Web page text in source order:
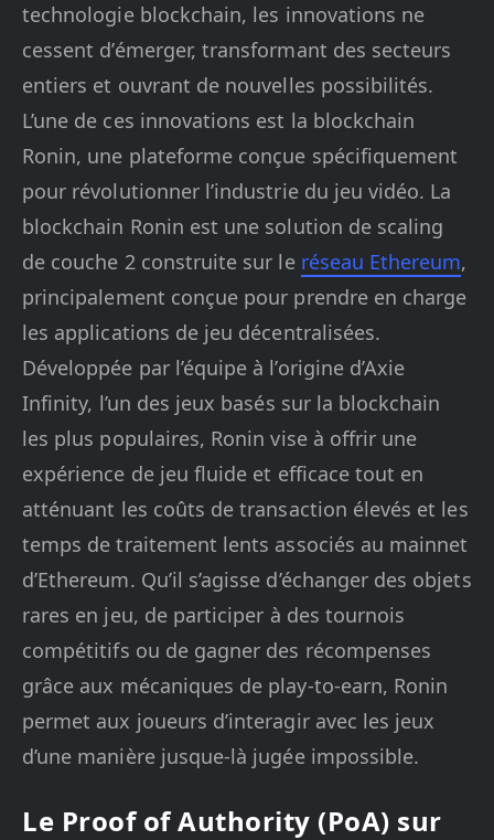
technologie blockchain, les innovations ne
cessent d’émerger, transformant des secteurs
entiers et ouvrant de nouvelles possibilités.
L’une de ces innovations est la blockchain
Ronin, une plateforme conçue spécifiquement
pour révolutionner l’industrie du jeu vidéo. La
blockchain Ronin est une solution de scaling
de couche 2 construite sur le réseau Ethereum,
principalement conçue pour prendre en charge
les applications de jeu décentralisées.
Développée par l’équipe à l’origine d’Axie
Infinity, l’un des jeux basés sur la blockchain
les plus populaires, Ronin vise à offrir une
expérience de jeu fluide et efficace tout en
atténuant les coûts de transaction élevés et les
temps de traitement lents associés au mainnet
d’Ethereum. Qu’il s’agisse d’échanger des objets
rares en jeu, de participer à des tournois
compétitifs ou de gagner des récompenses
grâce aux mécaniques de play-to-earn, Ronin
permet aux joueurs d’interagir avec les jeux
d’une manière jusque-là jugée impossible.
Le Proof of Authority (PoA) sur